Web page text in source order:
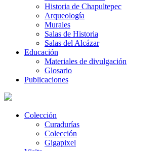
Historia de Chapultepec
Arqueología
Murales
Salas de Historia
Salas del Alcázar
Educación
Materiales de divulgación
Glosario
Publicaciones
Colección
Curadurías
Colección
Gigapixel